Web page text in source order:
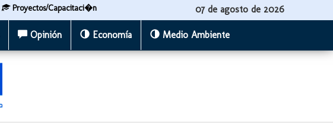
Proyectos/Capacitaci�n 07 de agosto de 2026
Opinión Economía Medio Ambiente